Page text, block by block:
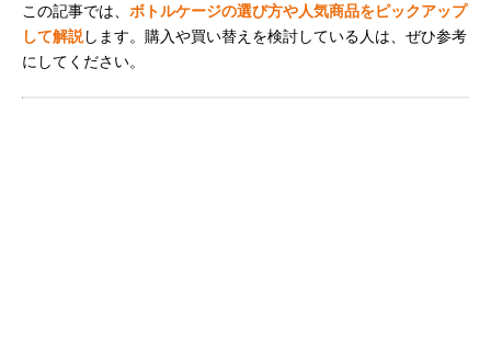
この記事では、 ボトルケージの選び方や人気商品をピックアップ
して解説します。購入や買い替えを検討している人は、ぜひ参考
にしてください。